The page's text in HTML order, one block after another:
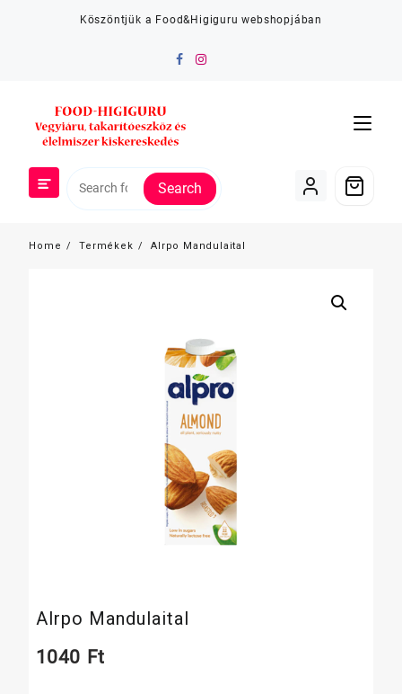
Köszöntjük a Food&Higiguru webshopjában
Search
Home Termékek Alrpo Mandulaital
Alrpo Mandulaital
1040 Ft